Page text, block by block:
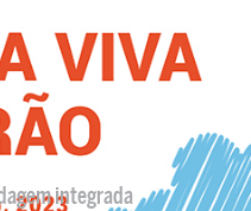
integrada